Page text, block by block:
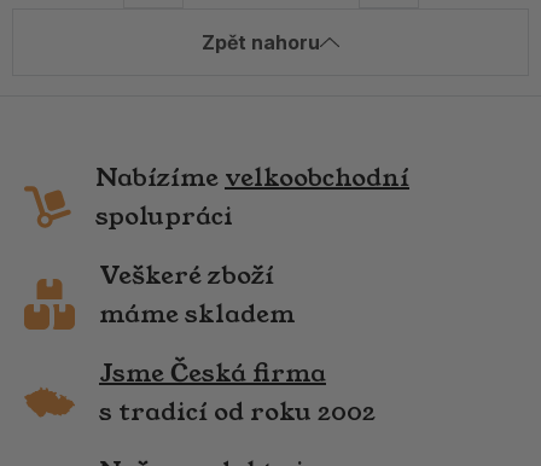
Zpět nahoru
Nabízíme velkoobchodní
spolupráci
Veškeré zboží
máme skladem
Jsme Česká firma
s tradicí od roku 2002